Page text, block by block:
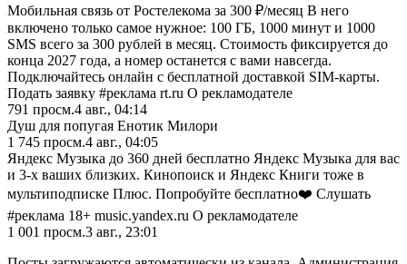
Мобильная связь от Ростелекома за 300 ₽/месяц В него
включено только самое нужное: 100 ГБ, 1000 минут и 1000
SMS всего за 300 рублей в месяц. Стоимость фиксируется до
конца 2027 года, а номер останется с вами навсегда.
Подключайтесь онлайн с бесплатной доставкой SIM-карты.
Подать заявку #реклама rt.ru О рекламодателе
791 просм.4 авг., 04:14
Душ для попугая Енотик Милори
1 745 просм.4 авг., 04:05
Яндекс Музыка до 360 дней бесплатно Яндекс Музыка для вас
и 3-х ваших близких. Кинопоиск и Яндекс Книги тоже в
мультиподписке Плюс. Попробуйте бесплатно❤️ Слушать
#реклама 18+ music.yandex.ru О рекламодателе
1 001 просм.3 авг., 23:01